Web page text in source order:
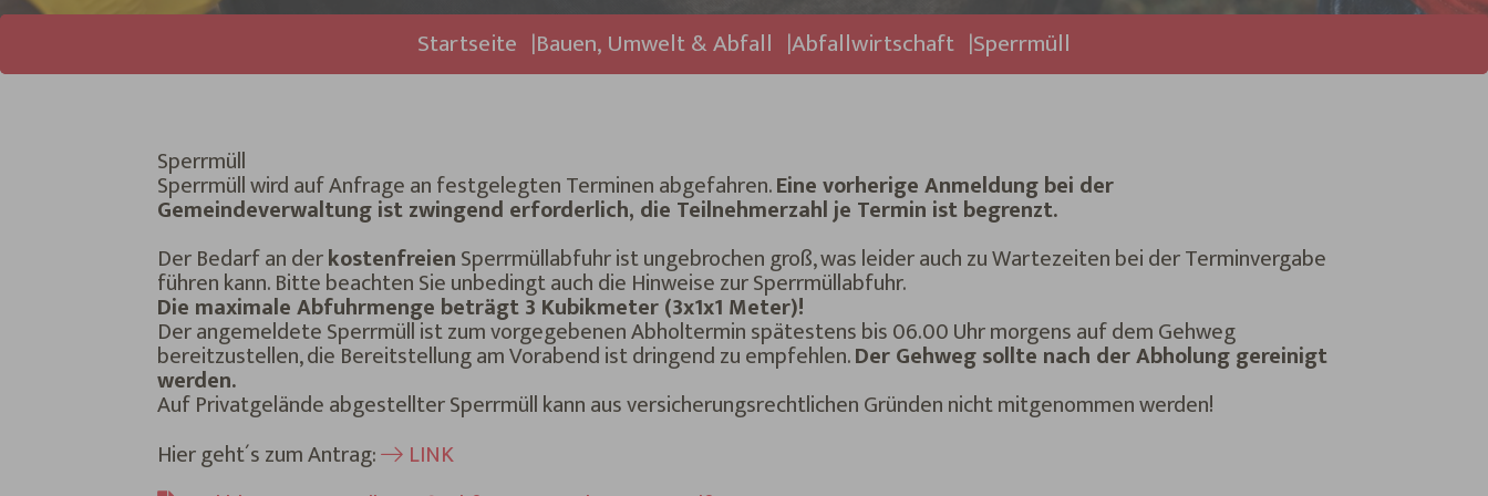
Sie sind hier: Startseite Bauen, Umwelt & Abfall Abfallwirtschaft Sperrmüll
Sperrmüll
Sperrmüll wird auf Anfrage an festgelegten Terminen abgefahren.Eine vorherige Anmeldung bei der
Gemeindeverwaltung ist zwingend erforderlich, die Teilnehmerzahl je Termin ist begrenzt.
Der Bedarf an derkostenfreienSperrmüllabfuhr ist ungebrochen groß, was leider auch zu Wartezeiten bei der Terminvergabe
führen kann. Bitte beachten Sie unbedingt auch die Hinweise zur Sperrmüllabfuhr.
Die maximale Abfuhrmenge beträgt 3 Kubikmeter (3x1x1 Meter)!
Der angemeldete Sperrmüll ist zum vorgegebenen Abholtermin spätestens bis 06.00 Uhr morgens auf dem Gehweg
bereitzustellen, die Bereitstellung am Vorabend ist dringend zu empfehlen.Der Gehweg sollte nach der Abholung gereinigt
werden.
Auf Privatgelände abgestellter Sperrmüll kann aus versicherungsrechtlichen Gründen nicht mitgenommen werden!
Hier geht´s zum Antrag:
LINK